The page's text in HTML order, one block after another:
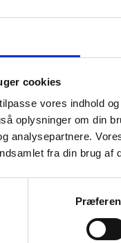
cookies
vores indhold
oplysninger om din
analysepartnere.
fra din brug af
Virksomhedshistorik